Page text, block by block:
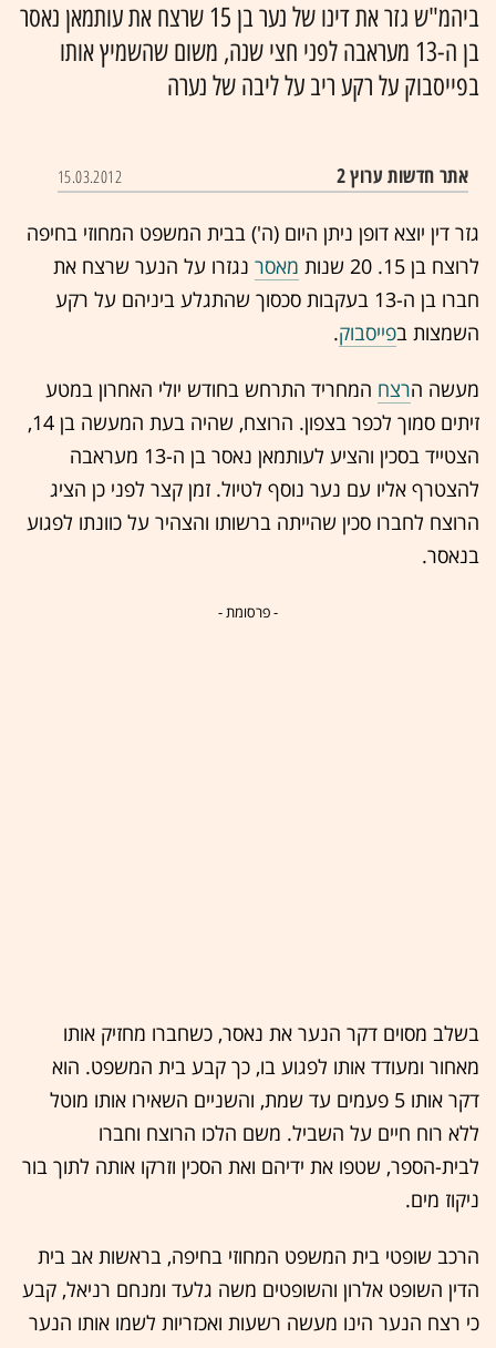
ביהמ"ש גזר את דינו של נער בן 15 שרצח את עותמאן נאסר
בן ה-13 מעראבה לפני חצי שנה, משום שהשמיץ אותו
בפייסבוק על רקע ריב על ליבה של נערה
אתר חדשות ערוץ 2 15.03.2012
גזר דין יוצא דופן ניתן היום (ה') בבית המשפט המחוזי בחיפה
לרוצח בן 15. 20 שנות
מאסר נגזרו על הנער שרצח את
חברו בן ה-13 בעקבות סכסוך שהתגלע ביניהם על רקע
השמצות בפייסבוק.
מעשה הרצח המחריד התרחש בחודש יולי האחרון במטע
זיתים סמוך לכפר בצפון. הרוצח, שהיה בעת המעשה בן 14,
הצטייד בסכין והציע לעותמאן נאסר בן ה-13 מעראבה
להצטרף אליו עם נער נוסף לטיול. זמן קצר לפני כן הציג
הרוצח לחברו סכין שהייתה ברשותו והצהיר על כוונתו לפגוע
בנאסר.
- פרסומת -
בשלב מסוים דקר הנער את נאסר, כשחברו מחזיק אותו
מאחור ומעודד אותו לפגוע בו, כך קבע בית המשפט. הוא
דקר אותו 5 פעמים עד שמת, והשניים השאירו אותו מוטל
ללא רוח חיים על השביל. משם הלכו הרוצח וחברו
לבית-הספר, שטפו את ידיהם ואת הסכין וזרקו אותה לתוך בור
ניקוז מים.
הרכב שופטי בית המשפט המחוזי בחיפה, בראשות אב בית
הדין השופט אלרון והשופטים משה גלעד ומנחם רניאל, קבע
כי רצח הנער הינו מעשה רשעות ואכזריות לשמו אותו הנער